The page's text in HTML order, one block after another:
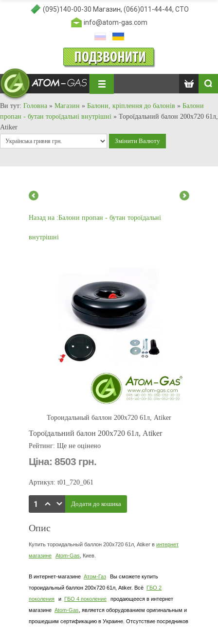
(095)140-00-30 Магазин, (066)011-44-44, СТО
info@atom-gas.com
Ви тут: Головна » Магазин » Балони, кріплення до балонів » Балони
пропан - бутан тороїдальні внутрішні » Тороїдальний балон 200х720 61л,
Atiker
Назад на :Балони пропан - бутан тороїдальні
внутрішні
Тороидальный баллон 200х720 61л, Atiker
Тороїдальний балон 200х720 61л, Atiker
Рейтинг: Ще не оцінено
Ціна: 8503 грн.
Артикул: t01_720_061
Опис
Купить тороидальный баллон 200х720 61л, Atiker в интернет
магазине
Atom-Gas , Киев.
В интернет-магазине Атом-Газ
Вы сможете купить
тороидальный баллон 200х720 61л, Atiker. Всё ГБО 2
поколения
и ГБО 4 поколение
продающееся в интернет
магазине Atom-Gas , является оборудованием оригинальным и
прошедшим сертификацию в Украине. Отсутствие посредников